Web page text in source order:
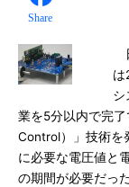
Share
は
シ
業を5分以内で完
Control）」技術を
に必要な電圧値と
の期間が必要だっ